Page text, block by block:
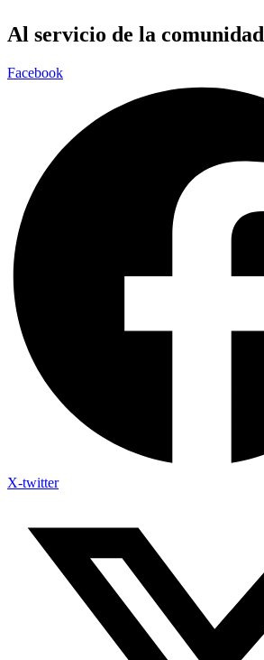
Al servicio de la comunidad
Facebook
X-twitter